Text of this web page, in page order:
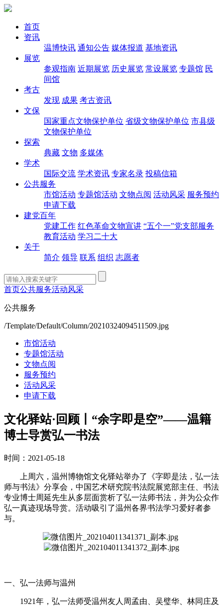
首页
资讯
温博快讯 通知公告 媒体报道 基地资讯
展览
参观指南 近期展览 历史展览 常设展览 专题馆 民
间馆
考古
发现 成果 考古资讯
文保
国家重点文物保护单位 省级文物保护单位 市县级
文物保护单位
探索
典藏 文物 多媒体
学术
国际交流 学术资讯 专家名录 投稿信箱
公共服务
市馆活动 专题馆活动 文物点阅 活动风采 服务预约
申请下载
建党百年
党建工作 红色革命文物宣讲 “五个一”党支部服务
教育活动 学习二十大
关于
简介 领导 联系 组织 志愿者
首页公共服务活动风采
公共服务
/Template/Default/Column/20210324094511509.jpg
市馆活动
专题馆活动
文物点阅
服务预约
活动风采
申请下载
文化驿站·回顾丨“余字即是空”——温籍
博士导赏弘一书法
时间：2021-05-18
上周六，温州博物馆文化驿站举办了《字即是法，弘一法
师与书法》分享会，中国艺术研究院书法院展览部主任、书法
专业博士周延先生从多层面赏析了弘一法师书法，并为公众作
弘一真迹现场导赏。活动吸引了温州各界书法学习爱好者参
与。
一、弘一法师与温州
1921年，弘一法师受温州友人周孟由、吴璧华、林同庄及